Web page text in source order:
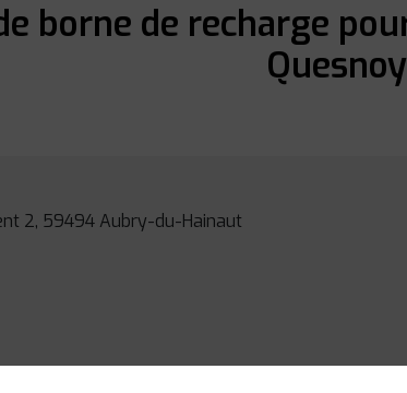
borne de recharge
Quesnoy
2, 59494 Aubry-du-Hainaut